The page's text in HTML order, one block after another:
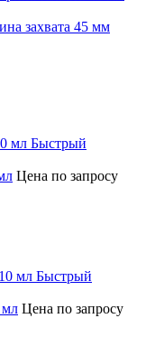
захвата 45 мм
Быстрый
Цена по запросу
Быстрый
мл Цена по запросу